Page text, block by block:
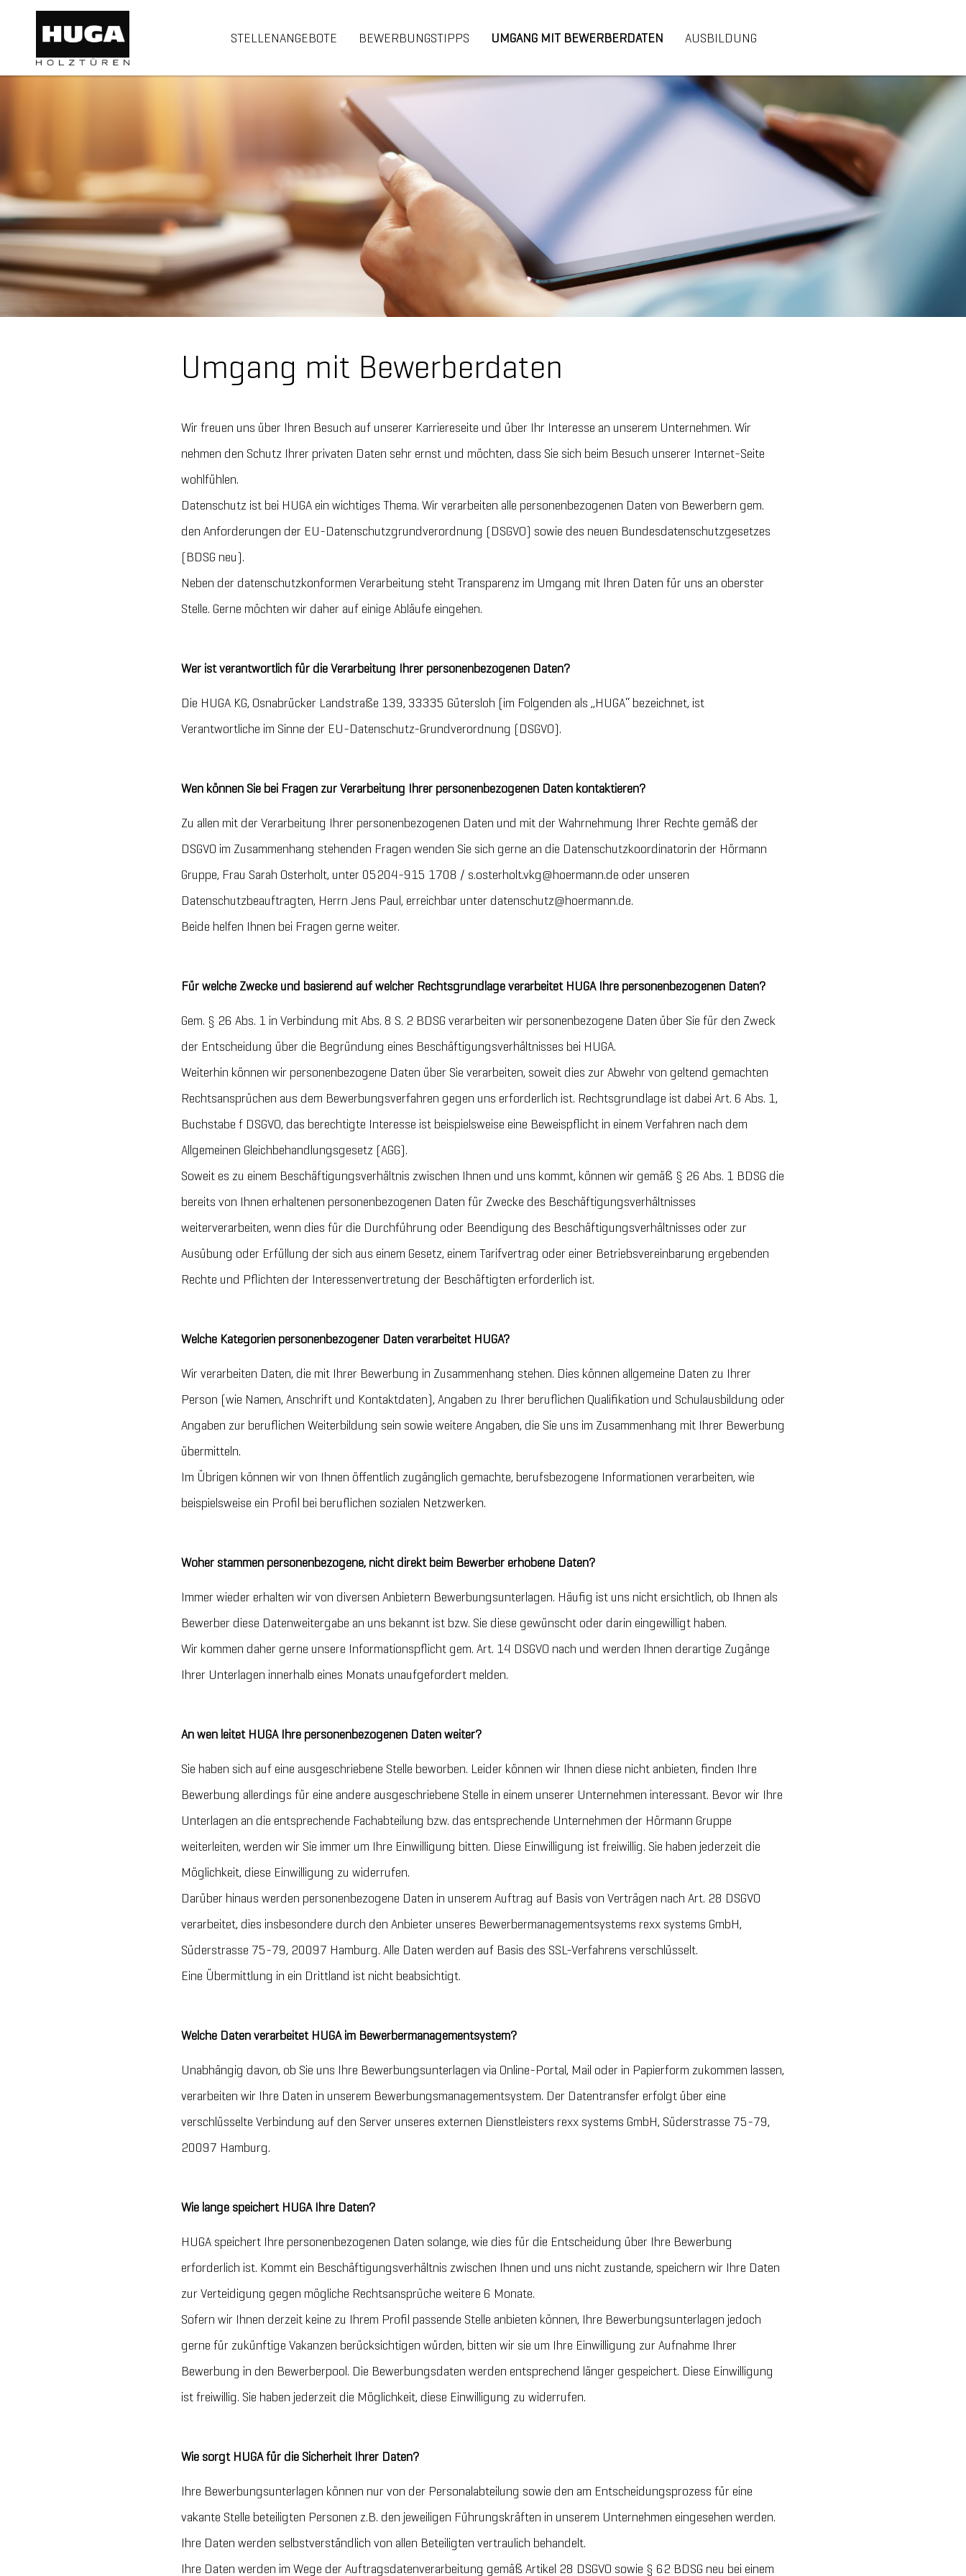
STELLENANGEBOTE BEWERBUNGSTIPPS UMGANG MIT BEWERBERDATEN AUSBILDUNG
Umgang mit Bewerberdaten
Wir freuen uns über Ihren Besuch auf unserer Karriereseite und über Ihr Interesse an unserem Unternehmen. Wir
nehmen den Schutz Ihrer privaten Daten sehr ernst und möchten, dass Sie sich beim Besuch unserer Internet-Seite
wohlfühlen.
Datenschutz ist bei HUGA ein wichtiges Thema. Wir verarbeiten alle personenbezogenen Daten von Bewerbern gem.
den Anforderungen der EU-Datenschutzgrundverordnung (DSGVO) sowie des neuen Bundesdatenschutzgesetzes
(BDSG neu).
Neben der datenschutzkonformen Verarbeitung steht Transparenz im Umgang mit Ihren Daten für uns an oberster
Stelle. Gerne möchten wir daher auf einige Abläufe eingehen.
Wer ist verantwortlich für die Verarbeitung Ihrer personenbezogenen Daten?
Die HUGA KG, Osnabrücker Landstraße 139, 33335 Gütersloh (im Folgenden als „HUGA“ bezeichnet, ist
Verantwortliche im Sinne der EU-Datenschutz-Grundverordnung (DSGVO).
Wen können Sie bei Fragen zur Verarbeitung Ihrer personenbezogenen Daten kontaktieren?
Zu allen mit der Verarbeitung Ihrer personenbezogenen Daten und mit der Wahrnehmung Ihrer Rechte gemäß der
DSGVO im Zusammenhang stehenden Fragen wenden Sie sich gerne an die Datenschutzkoordinatorin der Hörmann
Gruppe, Frau Sarah Osterholt, unter 05204-915 1708 / s.osterholt.vkg@hoermann.de oder unseren
Datenschutzbeauftragten, Herrn Jens Paul, erreichbar unter datenschutz@hoermann.de.
Beide helfen Ihnen bei Fragen gerne weiter.
Für welche Zwecke und basierend auf welcher Rechtsgrundlage verarbeitet HUGA Ihre personenbezogenen Daten?
Gem. § 26 Abs. 1 in Verbindung mit Abs. 8 S. 2 BDSG verarbeiten wir personenbezogene Daten über Sie für den Zweck
der Entscheidung über die Begründung eines Beschäftigungsverhältnisses bei HUGA.
Weiterhin können wir personenbezogene Daten über Sie verarbeiten, soweit dies zur Abwehr von geltend gemachten
Rechtsansprüchen aus dem Bewerbungsverfahren gegen uns erforderlich ist. Rechtsgrundlage ist dabei Art. 6 Abs. 1,
Buchstabe f DSGVO, das berechtigte Interesse ist beispielsweise eine Beweispflicht in einem Verfahren nach dem
Allgemeinen Gleichbehandlungsgesetz (AGG).
Soweit es zu einem Beschäftigungsverhältnis zwischen Ihnen und uns kommt, können wir gemäß § 26 Abs. 1 BDSG die
bereits von Ihnen erhaltenen personenbezogenen Daten für Zwecke des Beschäftigungsverhältnisses
weiterverarbeiten, wenn dies für die Durchführung oder Beendigung des Beschäftigungsverhältnisses oder zur
Ausübung oder Erfüllung der sich aus einem Gesetz, einem Tarifvertrag oder einer Betriebsvereinbarung ergebenden
Rechte und Pflichten der Interessenvertretung der Beschäftigten erforderlich ist.
Welche Kategorien personenbezogener Daten verarbeitet HUGA?
Wir verarbeiten Daten, die mit Ihrer Bewerbung in Zusammenhang stehen. Dies können allgemeine Daten zu Ihrer
Person (wie Namen, Anschrift und Kontaktdaten), Angaben zu Ihrer beruflichen Qualifikation und Schulausbildung oder
Angaben zur beruflichen Weiterbildung sein sowie weitere Angaben, die Sie uns im Zusammenhang mit Ihrer Bewerbung
übermitteln.
Im Übrigen können wir von Ihnen öffentlich zugänglich gemachte, berufsbezogene Informationen verarbeiten, wie
beispielsweise ein Profil bei beruflichen sozialen Netzwerken.
Woher stammen personenbezogene, nicht direkt beim Bewerber erhobene Daten?
Immer wieder erhalten wir von diversen Anbietern Bewerbungsunterlagen. Häufig ist uns nicht ersichtlich, ob Ihnen als
Bewerber diese Datenweitergabe an uns bekannt ist bzw. Sie diese gewünscht oder darin eingewilligt haben.
Wir kommen daher gerne unsere Informationspflicht gem. Art. 14 DSGVO nach und werden Ihnen derartige Zugänge
Ihrer Unterlagen innerhalb eines Monats unaufgefordert melden.
An wen leitet HUGA Ihre personenbezogenen Daten weiter?
Sie haben sich auf eine ausgeschriebene Stelle beworben. Leider können wir Ihnen diese nicht anbieten, finden Ihre
Bewerbung allerdings für eine andere ausgeschriebene Stelle in einem unserer Unternehmen interessant. Bevor wir Ihre
Unterlagen an die entsprechende Fachabteilung bzw. das entsprechende Unternehmen der Hörmann Gruppe
weiterleiten, werden wir Sie immer um Ihre Einwilligung bitten. Diese Einwilligung ist freiwillig. Sie haben jederzeit die
Möglichkeit, diese Einwilligung zu widerrufen.
Darüber hinaus werden personenbezogene Daten in unserem Auftrag auf Basis von Verträgen nach Art. 28 DSGVO
verarbeitet, dies insbesondere durch den Anbieter unseres Bewerbermanagementsystems rexx systems GmbH,
Süderstrasse 75-79, 20097 Hamburg. Alle Daten werden auf Basis des SSL-Verfahrens verschlüsselt.
Eine Übermittlung in ein Drittland ist nicht beabsichtigt.
Welche Daten verarbeitet HUGA im Bewerbermanagementsystem?
Unabhängig davon, ob Sie uns Ihre Bewerbungsunterlagen via Online-Portal, Mail oder in Papierform zukommen lassen,
verarbeiten wir Ihre Daten in unserem Bewerbungsmanagementsystem. Der Datentransfer erfolgt über eine
verschlüsselte Verbindung auf den Server unseres externen Dienstleisters rexx systems GmbH, Süderstrasse 75-79,
20097 Hamburg.
Wie lange speichert HUGA Ihre Daten?
HUGA speichert Ihre personenbezogenen Daten solange, wie dies für die Entscheidung über Ihre Bewerbung
erforderlich ist. Kommt ein Beschäftigungsverhältnis zwischen Ihnen und uns nicht zustande, speichern wir Ihre Daten
zur Verteidigung gegen mögliche Rechtsansprüche weitere 6 Monate.
Sofern wir Ihnen derzeit keine zu Ihrem Profil passende Stelle anbieten können, Ihre Bewerbungsunterlagen jedoch
gerne für zukünftige Vakanzen berücksichtigen würden, bitten wir sie um Ihre Einwilligung zur Aufnahme Ihrer
Bewerbung in den Bewerberpool. Die Bewerbungsdaten werden entsprechend länger gespeichert. Diese Einwilligung
ist freiwillig. Sie haben jederzeit die Möglichkeit, diese Einwilligung zu widerrufen.
Wie sorgt HUGA für die Sicherheit Ihrer Daten?
Ihre Bewerbungsunterlagen können nur von der Personalabteilung sowie den am Entscheidungsprozess für eine
vakante Stelle beteiligten Personen z.B. den jeweiligen Führungskräften in unserem Unternehmen eingesehen werden.
Ihre Daten werden selbstverständlich von allen Beteiligten vertraulich behandelt.
Ihre Daten werden im Wege der Auftragsdatenverarbeitung gemäß Artikel 28 DSGVO sowie § 62 BDSG neu bei einem